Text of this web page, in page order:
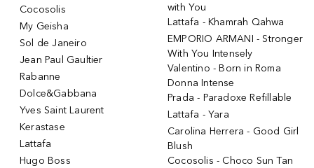
Cocosolis
My Geisha
Sol de Janeiro
Jean Paul Gaultier
Rabanne
Dolce&Gabbana
Yves Saint Laurent
Kerastase
Lattafa
Hugo Boss
with You
Lattafa - Khamrah Qahwa
EMPORIO ARMANI - Stronger
With You Intensely
Valentino - Born in Roma
Donna Intense
Prada - Paradoxe Refillable
Lattafa - Yara
Carolina Herrera - Good Girl
Blush
Cocosolis - Choco Sun Tan